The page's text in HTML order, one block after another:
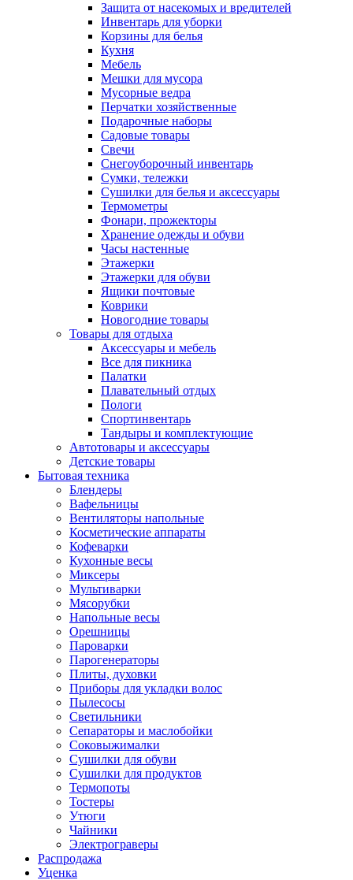
Защита от насекомых и вредителей
Инвентарь для уборки
Корзины для белья
Кухня
Мебель
Мешки для мусора
Мусорные ведра
Перчатки хозяйственные
Подарочные наборы
Садовые товары
Свечи
Снегоуборочный инвентарь
Сумки, тележки
Сушилки для белья и аксессуары
Термометры
Фонари, прожекторы
Хранение одежды и обуви
Часы настенные
Этажерки
Этажерки для обуви
Ящики почтовые
Коврики
Новогодние товары
Товары для отдыха
Аксессуары и мебель
Все для пикника
Палатки
Плавательный отдых
Пологи
Спортинвентарь
Тандыры и комплектующие
Автотовары и аксессуары
Детские товары
Бытовая техника
Блендеры
Вафельницы
Вентиляторы напольные
Косметические аппараты
Кофеварки
Кухонные весы
Миксеры
Мультиварки
Мясорубки
Напольные весы
Орешницы
Пароварки
Парогенераторы
Плиты, духовки
Приборы для укладки волос
Пылесосы
Светильники
Сепараторы и маслобойки
Соковыжималки
Сушилки для обуви
Сушилки для продуктов
Термопоты
Тостеры
Утюги
Чайники
Электрограверы
Распродажа
Уценка